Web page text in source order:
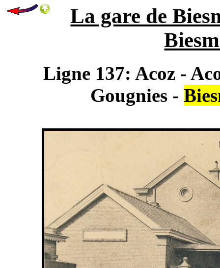
La gare de
Ligne 137: Acoz -
Gougnies -